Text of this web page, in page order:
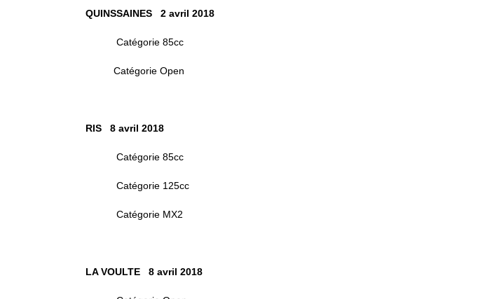
QUINSSAINES 2 avril 2018
Catégorie 85cc
Catégorie Open
RIS 8 avril 2018
Catégorie 85cc
Catégorie 125cc
Catégorie MX2
LA VOULTE 8 avril 2018